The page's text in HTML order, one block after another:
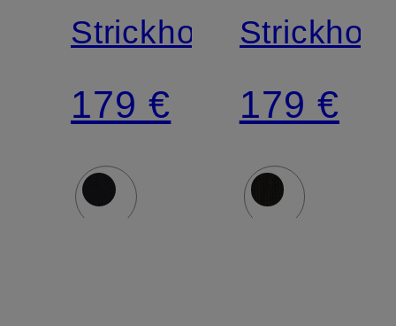
Strickhose
179 € 179 €